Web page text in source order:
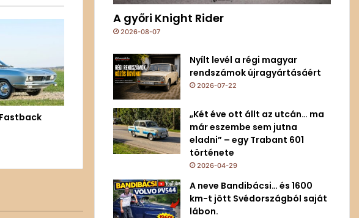
A győri Knight Rider
2026-08-07
Nyílt levél a régi magyar
rendszámok újragyártásáért
2026-07-22
„Két éve ott állt az utcán… ma
már eszembe sem jutna
eladni” – egy Trabant 601
története
2026-04-29
A neve Bandibácsi… és 1600
km-t jött Svédországból saját
lábon.